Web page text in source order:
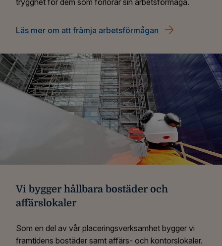
Läs mer om att främja arbetsförmågan
Vi bygger hållbara bostäder och
affärslokaler
Som en del av vår placeringsverksamhet bygger vi
framtidens bostäder samt affärs- och kontorslokaler.